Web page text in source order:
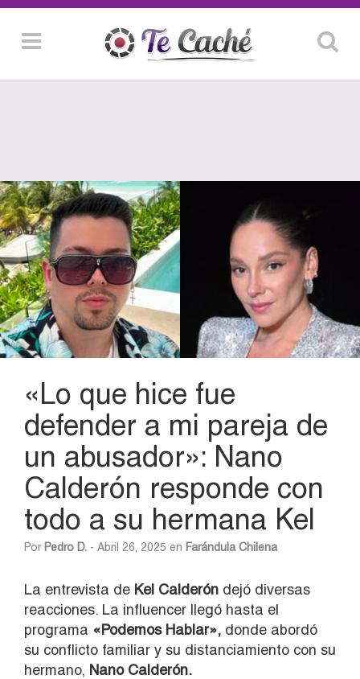
«Lo que hice fue
defender a mi pareja de
un abusador»: Nano
Calderón responde con
todo a su hermana Kel
Por Pedro D. - Abril 26, 2025 en Farándula Chilena
La entrevista de Kel Calderón dejó diversas
reacciones. La influencer llegó hasta el
programa «Podemos Hablar», donde abordó
su conflicto familiar y su distanciamiento con su
hermano, Nano Calderón.